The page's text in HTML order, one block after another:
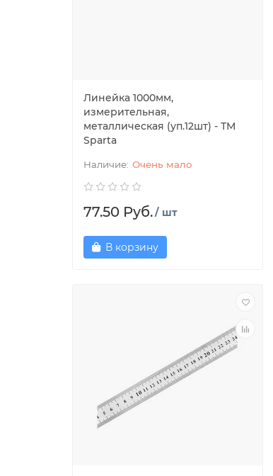
Линейка 1000мм,
измерительная,
металлическая (уп.12шт) - ТМ
Sparta
Очень мало
77.50 Руб./ шт
В корзину